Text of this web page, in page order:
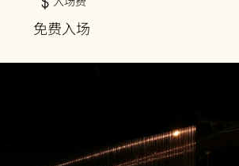
免费入场